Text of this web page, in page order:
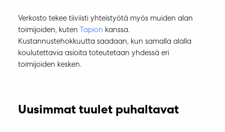
Verkosto tekee tiiviisti yhteistyötä myös muiden alan
toimijoiden, kuten Tapion kanssa.
Kustannustehokkuutta saadaan, kun samalla alalla
koulutettavia asioita toteutetaan yhdessä eri
toimijoiden kesken.
Uusimmat tuulet puhaltavat